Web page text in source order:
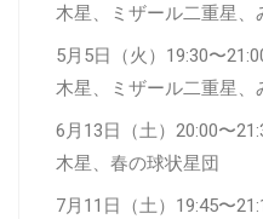
木星、ミザール二重星、
5月5日（火）19:30〜
木星、ミザール二重星、
6月13日（土）20:00〜
木星、春の球状星団
7月11日（土）19:45〜